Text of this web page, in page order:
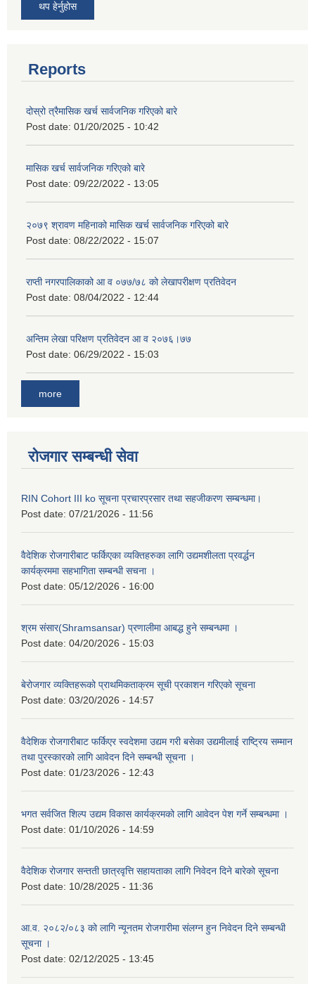
थप हेर्नुहोस
Reports
दोस्रो त्रैमासिक खर्च सार्वजनिक गरिएको बारे
Post date: 01/20/2025 - 10:42
मासिक खर्च सार्वजनिक गरिएको बारे
Post date: 09/22/2022 - 13:05
२०७९ श्रावण महिनाको मासिक खर्च सार्वजनिक गरिएको बारे
Post date: 08/22/2022 - 15:07
राप्ती नगरपालिकाको आ व ०७७/७८ को लेखापरीक्षण प्रतिवेदन
Post date: 08/04/2022 - 12:44
अन्तिम लेखा परिक्षण प्रतिवेदन आ व २०७६।७७
Post date: 06/29/2022 - 15:03
more
रोजगार सम्बन्धी सेवा
RIN Cohort III ko सूचना प्रचारप्रसार तथा सहजीकरण सम्बन्धमा।
Post date: 07/21/2026 - 11:56
वैदेशिक रोजगारीबाट फर्किएका व्यक्तिहरुका लागि उद्यमशीलता प्रवर्द्धन
कार्यक्रममा सहभागिता सम्बन्धी सचना ।
Post date: 05/12/2026 - 16:00
श्रम संसार(Shramsansar) प्रणालीमा आबद्ध हुने सम्बन्धमा ।
Post date: 04/20/2026 - 15:03
बेरोजगार व्यक्तिहरूको प्राथमिकताक्रम सूची प्रकाशन गरिएको सूचना
Post date: 03/20/2026 - 14:57
वैदेशिक रोजगारीबाट फर्किएर स्वदेशमा उद्यम गरी बसेका उद्यमीलाई राष्ट्रिय सम्मान
तथा पुरस्कारको लागि आवेदन दिने सम्बन्धी सूचना ।
Post date: 01/23/2026 - 12:43
भगत सर्वजित शिल्प उद्यम विकास कार्यक्रमको लागि आवेदन पेश गर्ने सम्बन्धमा ।
Post date: 01/10/2026 - 14:59
वैदेशिक रोजगार सन्तती छात्रवृत्ति सहायताका लागि निवेदन दिने बारेको सूचना
Post date: 10/28/2025 - 11:36
आ.व. २०८२/०८३ को लागि न्यूनतम रोजगारीमा संलग्न हुन निवेदन दिने सम्बन्धी
सूचना ।
Post date: 02/12/2025 - 13:45